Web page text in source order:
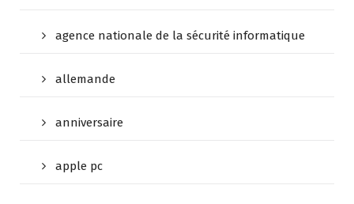
agence nationale de la sécurité informatique
allemande
anniversaire
apple pc